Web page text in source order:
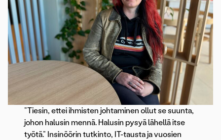
”Tiesin, ettei ihmisten johtaminen ollut se suunta,
johon halusin mennä. Halusin pysyä lähellä itse
työtä.” Insinöörin tutkinto, IT-tausta ja vuosien